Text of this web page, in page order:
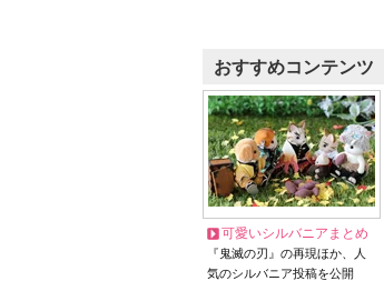
おすすめコンテンツ
可愛いシルバニアまとめ
『鬼滅の刃』の再現ほか、人
気のシルバニア投稿を公開